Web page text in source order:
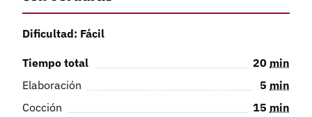
Dificultad: Fácil
Tiempo total 20 min
Elaboración
5 min
Cocción
15 min